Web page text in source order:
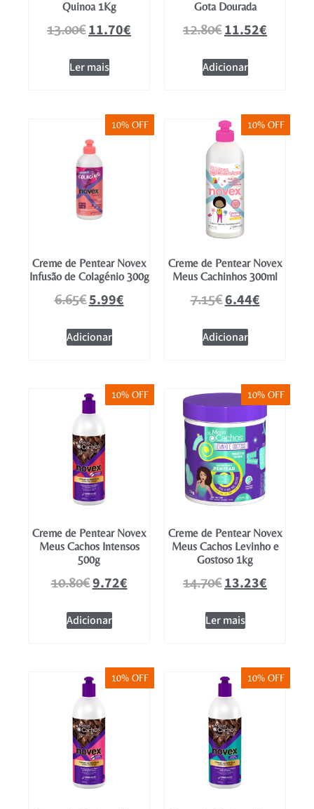
Quinoa 1Kg
13.00€11.70€
Ler mais
Gota Dourada
12.80€11.52€
Adicionar
10% OFF
Creme de Pentear Novex
Infusão de Colagénio 300g
6.65€5.99€
Adicionar
10% OFF
Creme de Pentear Novex
Meus Cachinhos 300ml
7.15€6.44€
Adicionar
10% OFF
Creme de Pentear Novex
Meus Cachos Intensos
500g
10.80€9.72€
Adicionar
10% OFF
Creme de Pentear Novex
Meus Cachos Levinho e
Gostoso 1kg
14.70€13.23€
Ler mais
10% OFF 10% OFF